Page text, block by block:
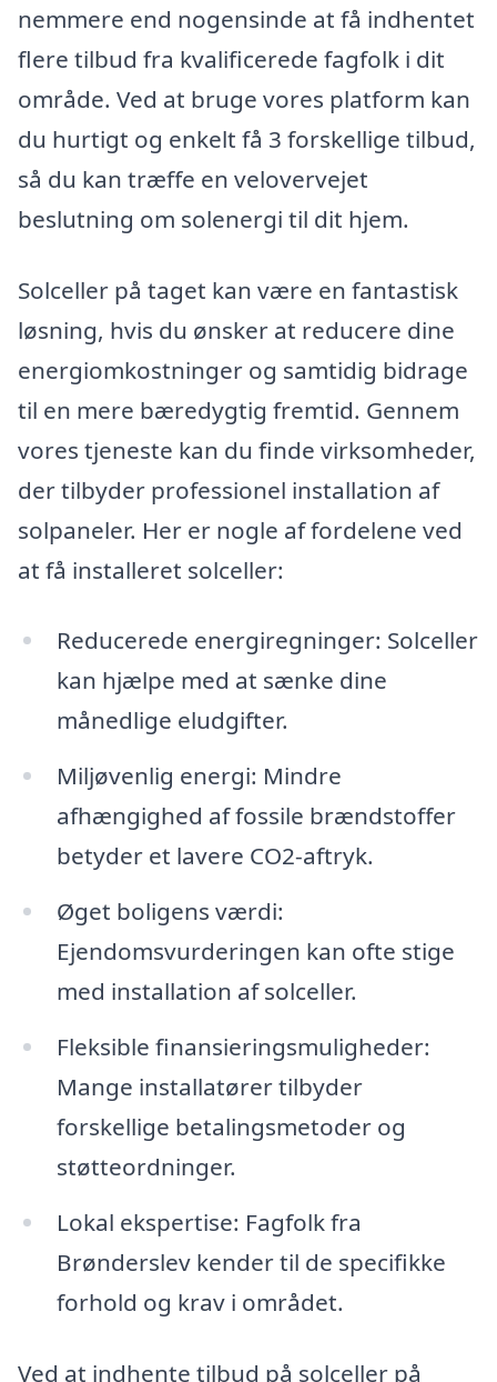
nemmere end nogensinde at få indhentet
flere tilbud fra kvalificerede fagfolk i dit
område. Ved at bruge vores platform kan
du hurtigt og enkelt få 3 forskellige tilbud,
så du kan træffe en velovervejet
beslutning om solenergi til dit hjem.
Solceller på taget kan være en fantastisk
løsning, hvis du ønsker at reducere dine
energiomkostninger og samtidig bidrage
til en mere bæredygtig fremtid. Gennem
vores tjeneste kan du finde virksomheder,
der tilbyder professionel installation af
solpaneler. Her er nogle af fordelene ved
at få installeret solceller:
Reducerede energiregninger: Solceller
kan hjælpe med at sænke dine
månedlige eludgifter.
Miljøvenlig energi: Mindre
afhængighed af fossile brændstoffer
betyder et lavere CO2-aftryk.
Øget boligens værdi:
Ejendomsvurderingen kan ofte stige
med installation af solceller.
Fleksible finansieringsmuligheder:
Mange installatører tilbyder
forskellige betalingsmetoder og
støtteordninger.
Lokal ekspertise: Fagfolk fra
Brønderslev kender til de specifikke
forhold og krav i området.
Ved at indhente tilbud på solceller på